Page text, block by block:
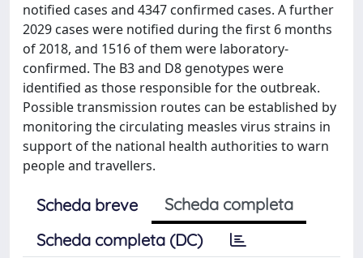
notified cases and 4347 confirmed cases. A further
2029 cases were notified during the first 6 months
of 2018, and 1516 of them were laboratory-
confirmed. The B3 and D8 genotypes were
identified as those responsible for the outbreak.
Possible transmission routes can be established by
monitoring the circulating measles virus strains in
support of the national health authorities to warn
people and travellers.
Scheda breve
Scheda completa
Scheda completa (DC)